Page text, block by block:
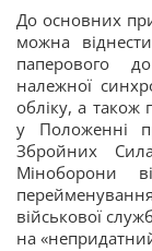
До основних
можна
паперового
належної
обліку, а також
у Положенні
Збройних
Міноборони
військової
на